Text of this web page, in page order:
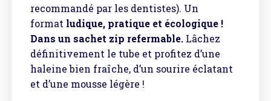
recommandé par les dentistes). Un
format ludique, pratique et écologique !
Dans un sachet zip refermable. Lâchez
définitivement le tube et profitez d’une
haleine bien fraîche, d’un sourire éclatant
et d’une mousse légère !